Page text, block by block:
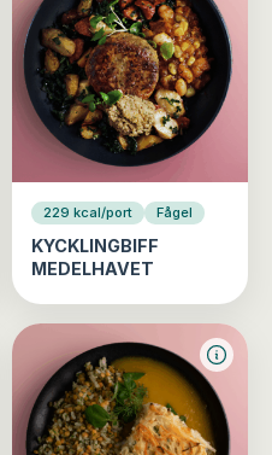
229 kcal/port Fågel
KYCKLINGBIFF
MEDELHAVET